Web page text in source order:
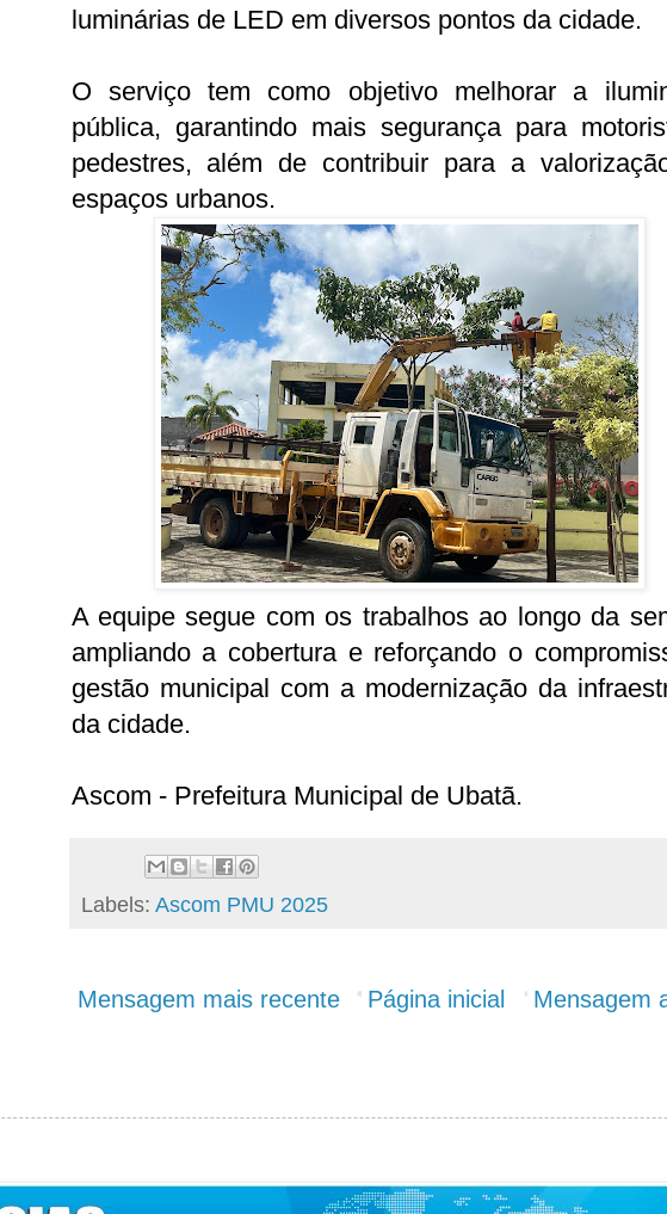
luminárias de LED em diversos pontos da cidade.
O serviço tem como objetivo melhorar a
pública, garantindo mais segurança para
pedestres, além de contribuir para a
espaços urbanos.
A equipe segue com os trabalhos ao longo da
ampliando a cobertura e reforçando o
gestão municipal com a modernização da
da cidade.
Ascom - Prefeitura Municipal de Ubatã.
Labels: Ascom PMU 2025
Mensagem mais recente Mensagem
Página inicial